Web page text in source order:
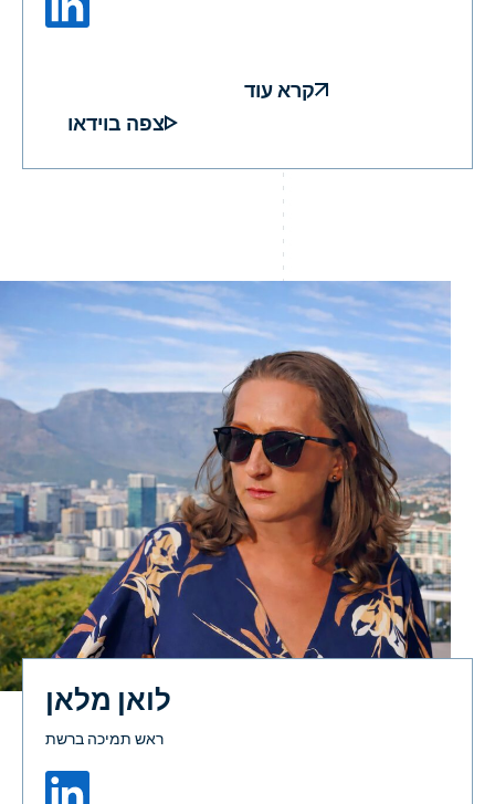
צפה בוידאו
קרא עוד
לואן מלאן
ראש תמיכה ברשת